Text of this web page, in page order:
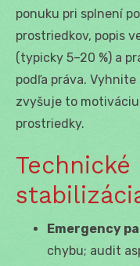
ponuku pri splnení
prostriedkov, popis
(typicky 5–20 %) a
podľa práva.
zvyšuje to
prostriedky.
Technické
Emergency
chybu; audit